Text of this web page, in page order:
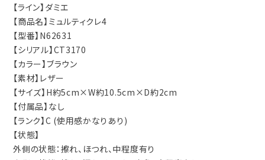
【ライン】ダミエ
【商品名】ミュルティクレ4
【型番】N62631
【シリアル】CT3170
【カラー】ブラウン
【素材】レザー
【サイズ】H約5cm×W約10.5cm×D約2cm
【付属品】なし
【ランク】C (使用感かなりあり)
【状態】
外側の状態：擦れ、ほつれ、中程度有り